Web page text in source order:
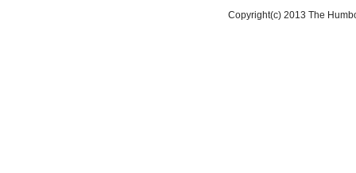
Copyright(c) 2013 The